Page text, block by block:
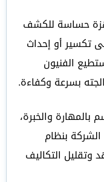
حساسة للكشف
تكسير أو إحداث
الفنيون
بسرعة وكفاءة.
بالمهارة والخبرة،
بنظام
وتقليل التكاليف